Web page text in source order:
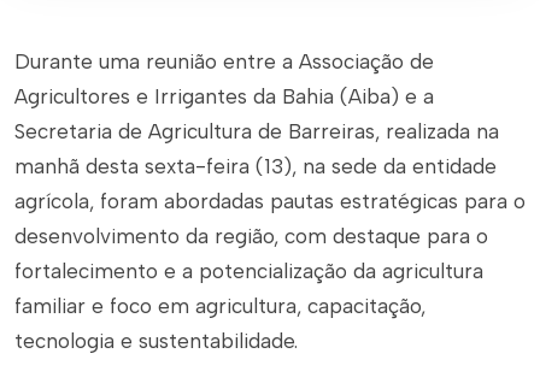
Durante uma reunião entre a Associação de
Agricultores e Irrigantes da Bahia (Aiba) e a
Secretaria de Agricultura de Barreiras, realizada na
manhã desta sexta-feira (13), na sede da entidade
agrícola, foram abordadas pautas estratégicas para o
desenvolvimento da região, com destaque para o
fortalecimento e a potencialização da agricultura
familiar e foco em agricultura, capacitação,
tecnologia e sustentabilidade.